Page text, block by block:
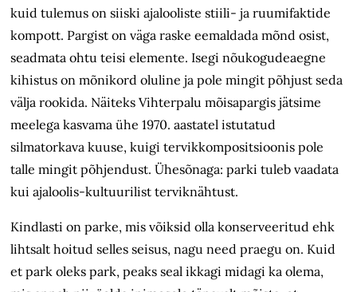
kuid tulemus on siiski ajalooliste stiili- ja ruumifaktide
kompott. Pargist on väga raske eemaldada mõnd osist,
seadmata ohtu teisi elemente. Isegi nõukogudeaegne
kihistus on mõnikord oluline ja pole mingit põhjust seda
välja rookida. Näiteks Vihterpalu mõisapargis jätsime
meelega kasvama ühe 1970. aastatel istutatud
silmatorkava kuuse, kuigi tervikkompositsioonis pole
talle mingit põhjendust. Ühesõnaga: parki tuleb vaadata
kui ajaloolis-kultuurilist terviknähtust.
Kindlasti on parke, mis võiksid olla konserveeritud ehk
lihtsalt hoitud selles seisus, nagu need praegu on. Kuid
et park oleks park, peaks seal ikkagi midagi ka olema,